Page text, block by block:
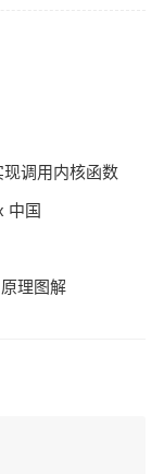
调用内核函数
中国
理图解